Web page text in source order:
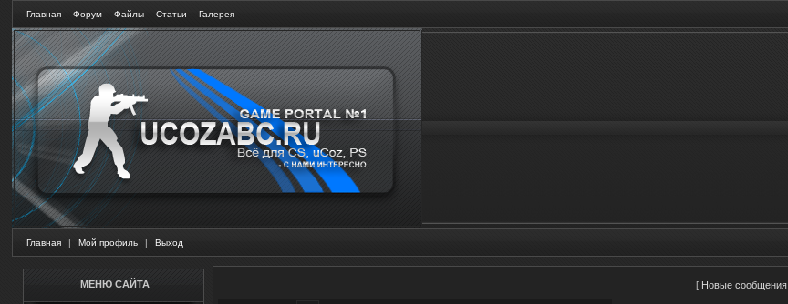
Главная Форум Файлы Статьи Галерея
Главная | Мой профиль | Выход
МЕНЮ САЙТА [ Новые сообщения